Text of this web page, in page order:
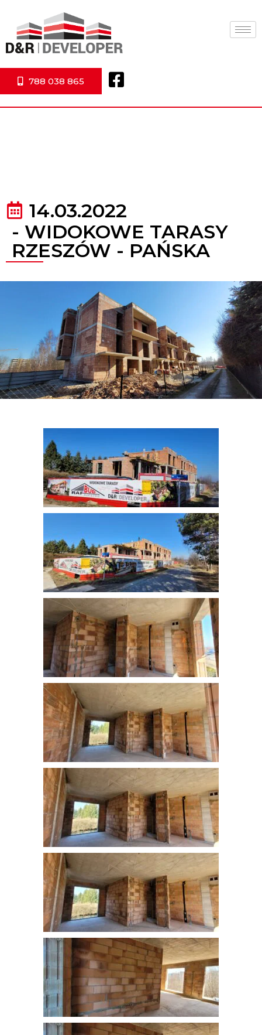
788 038 865
14.03.2022
- WIDOKOWE TARASY
RZESZÓW - PAŃSKA